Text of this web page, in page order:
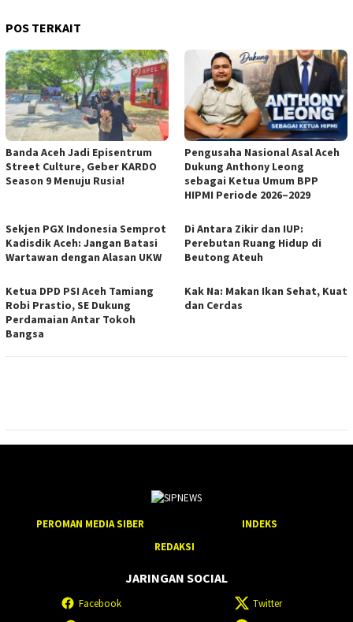
POS TERKAIT
Banda Aceh Jadi Episentrum
Street Culture, Geber KARDO
Season 9 Menuju Rusia!
Pengusaha Nasional Asal Aceh
Dukung Anthony Leong
sebagai Ketua Umum BPP
HIPMI Periode 2026–2029
Sekjen PGX Indonesia Semprot
Kadisdik Aceh: Jangan Batasi
Wartawan dengan Alasan UKW
Di Antara Zikir dan IUP:
Perebutan Ruang Hidup di
Beutong Ateuh
Ketua DPD PSI Aceh Tamiang
Robi Prastio, SE Dukung
Perdamaian Antar Tokoh
Bangsa
Kak Na: Makan Ikan Sehat, Kuat
dan Cerdas
PEROMAN MEDIA SIBER
INDEKS
REDAKSI
JARINGAN SOCIAL
Facebook
Twitter